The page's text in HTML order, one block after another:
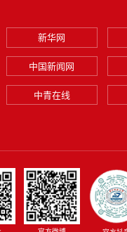
新华网
中国新闻网
中青在线